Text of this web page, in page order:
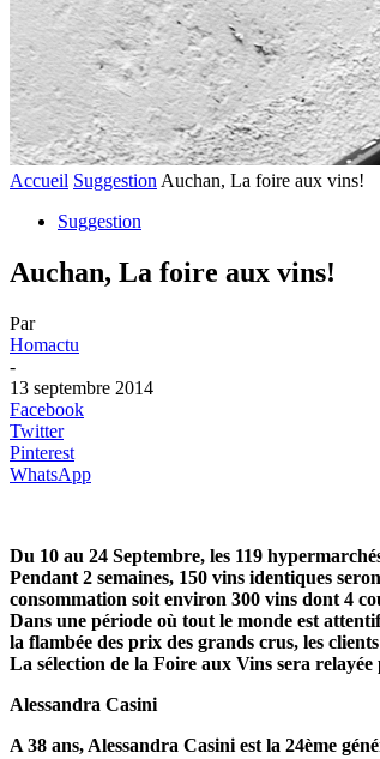
Accueil Suggestion Auchan, La foire aux vins!
Suggestion
Auchan, La foire aux vins!
Par
Homactu
-
13 septembre 2014
Facebook
Twitter
Pinterest
WhatsApp
Du 10 au 24 Septembre, les 119
Pendant 2 semaines, 150 vins identiques
consommation soit environ 300 vins dont 4
Dans une période où tout le monde est
la flambée des prix des grands crus, les
La sélection de la Foire aux Vins sera
Alessandra Casini
A 38 ans, Alessandra Casini est la 24ème